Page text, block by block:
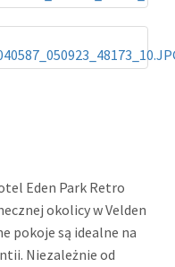
Eden Park Retro
okolicy w Velden
pokoje są idealne na
Niezależnie od